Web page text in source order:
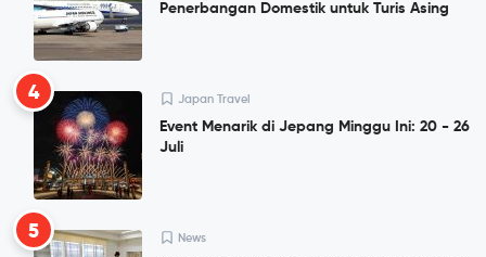
Penerbangan Domestik untuk Turis Asing
4 Japan Travel
Event Menarik di Jepang Minggu Ini: 20 - 26
Juli
5 News